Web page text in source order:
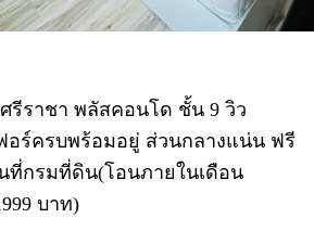
รีราชา พลัสคอนโด ชั้น 9 วิว
อร์ครบพร้อมอยู่ ส่วนกลางแน่น ฟรี
ที่กรมที่ดิน(โอนภายในเดือน
บาท)